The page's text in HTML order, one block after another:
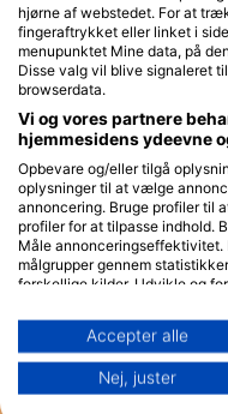
hjørne af webstedet. For at
fingeraftrykket eller linket i
menupunktet Mine data, på
Disse valg vil blive signaleret
browserdata.
Vi og vores partnere
hjemmesidens ydeevne
Opbevare og/eller tilgå
oplysninger til at vælge
annoncering. Bruge profiler til
profiler for at tilpasse indhold.
Måle
målgrupper gennem
forskellige kilder. Udvikle og
Yderligere oplysninger om
https://
Data kan deles uden for EU og
Dit samtykke og cookie gælder
Accepter alle
Nej, juster